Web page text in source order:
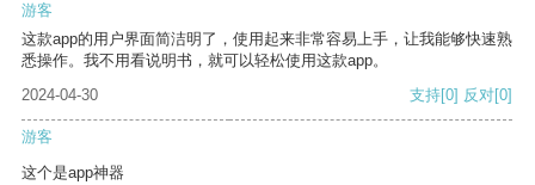
游客
这款app的用户界面简洁明了，使用起来非常容易上手，让我能够快速熟
悉操作。我不用看说明书，就可以轻松使用这款app。
2024-04-30
支持[0] 反对[0]
游客
这个是app神器